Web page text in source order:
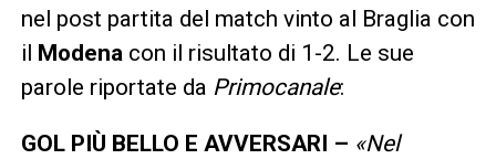
nel post partita del match vinto al Braglia con
il Modena con il risultato di 1-2. Le sue
parole riportate da Primocanale:
GOL PIÙ BELLO E AVVERSARI – «Nel